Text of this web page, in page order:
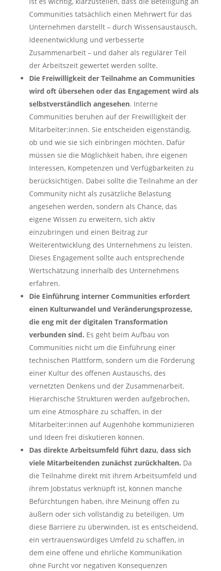
Communities tatsächlich einen Mehrwert für das
Unternehmen darstellt – durch Wissensaustausch,
Ideenentwicklung und verbesserte
Zusammenarbeit – und daher als regulärer Teil
der Arbeitszeit gewertet werden sollte.
Die Freiwilligkeit der Teilnahme an Communities
wird oft übersehen oder das Engagement wird als
selbstverständlich angesehen. Interne
Communities beruhen auf der Freiwilligkeit der
Mitarbeiter:innen. Sie entscheiden eigenständig,
ob und wie sie sich einbringen möchten. Dafür
müssen sie die Möglichkeit haben, ihre eigenen
Interessen, Kompetenzen und Verfügbarkeiten zu
berücksichtigen. Dabei sollte die Teilnahme an der
Community nicht als zusätzliche Belastung
angesehen werden, sondern als Chance, das
eigene Wissen zu erweitern, sich aktiv
einzubringen und einen Beitrag zur
Weiterentwicklung des Unternehmens zu leisten.
Dieses Engagement sollte auch entsprechende
Wertschätzung innerhalb des Unternehmens
erfahren.
Die Einführung interner Communities erfordert
einen Kulturwandel und Veränderungsprozesse,
die eng mit der digitalen Transformation
verbunden sind. Es geht beim Aufbau von
Communities nicht um die Einführung einer
technischen Plattform, sondern um die Förderung
einer Kultur des offenen Austauschs, des
vernetzten Denkens und der Zusammenarbeit.
Hierarchische Strukturen werden aufgebrochen,
um eine Atmosphäre zu schaffen, in der
Mitarbeiter:innen auf Augenhöhe kommunizieren
und Ideen frei diskutieren können.
Das direkte Arbeitsumfeld führt dazu, dass sich
viele Mitarbeitenden zunächst zurückhalten. Da
die Teilnahme direkt mit ihrem Arbeitsumfeld und
ihrem Jobstatus verknüpft ist, können manche
Befürchtungen haben, ihre Meinung offen zu
äußern oder sich vollständig zu beteiligen. Um
diese Barriere zu überwinden, ist es entscheidend,
ein vertrauenswürdiges Umfeld zu schaffen, in
dem eine offene und ehrliche Kommunikation
ohne Furcht vor negativen Konsequenzen